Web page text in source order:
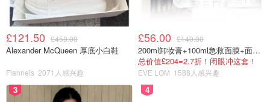
顾名思义，九阳豆浆机就是拿来做豆浆的。所以我就先试试了豆
浆。
做法：
1. 隔天晚上泡发适量的豆浆
£121.50 £450.00
Alexander McQueen 厚底小白鞋
Flannels 2071人感兴趣
£56.00 £140.00
200ml卸妆膏+100ml急救面膜+面霜+洁颜布
总价值£204=2.7折！闭眼冲这套！
EVE LOM 1588人感兴趣
3 4